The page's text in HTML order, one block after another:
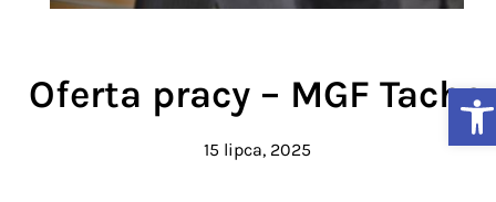
Oferta pracy – MGF Tacho
15 lipca, 2025